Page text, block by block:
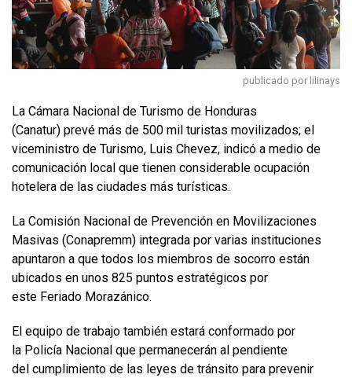
publicado por lilinays
La Cámara Nacional de Turismo de Honduras
(Canatur) prevé más de 500 mil turistas movilizados; el
viceministro de Turismo, Luis Chevez, indicó a medio de
comunicación local que tienen considerable ocupación
hotelera de las ciudades más turísticas.
La Comisión Nacional de Prevención en Movilizaciones
Masivas (Conapremm) integrada por varias instituciones
apuntaron a que todos los miembros de socorro están
ubicados en unos 825 puntos estratégicos por
este Feriado Morazánico.
El equipo de trabajo también estará conformado por
la Policía Nacional que permanecerán al pendiente
del cumplimiento de las leyes de tránsito para prevenir